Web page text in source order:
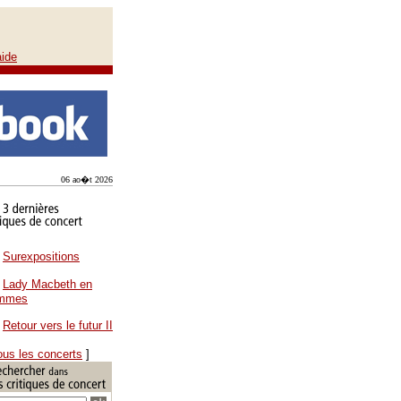
06 ao�t 2026
Surexpositions
Lady Macbeth en
Retour vers le futur II
les concerts ]